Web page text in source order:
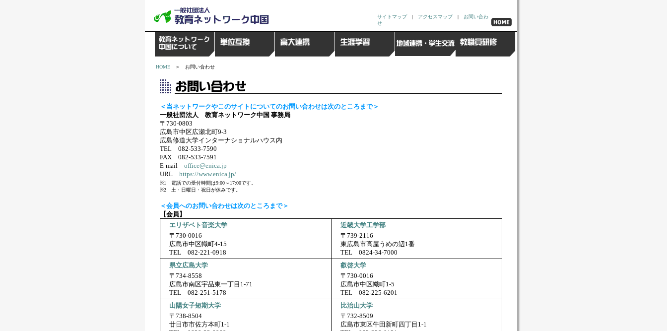
サイトマップ| アクセスマップ| お問い合わ
せ
HOME ＞ お問い合わせ
＜当ネットワークやこのサイトについてのお問い合わせは次のところまで＞
一般社団法人 教育ネットワーク中国 事務局
〒730-0803
広島市中区広瀬北町9-3
広島修道大学インターナショナルハウス内
TEL 082-533-7590
FAX 082-533-7591
E-mail office@enica.jp
URL https://www.enica.jp/
※1 電話での受付時間は9:00～17:00です。
※2 土・日曜日・祝日が休みです。
＜会員へのお問い合わせは次のところまで＞
【会員】
エリザベト音楽大学
〒730-0016
広島市中区幟町4-15
TEL 082-221-0918
近畿大学工学部
〒739-2116
東広島市高屋うめの辺1番
TEL 0824-34-7000
県立広島大学
〒734-8558
広島市南区宇品東一丁目1-71
TEL 082-251-5178
叡啓大学
〒730-0016
広島市中区幟町1-5
TEL 082-225-6201
山陽女子短期大学
〒738-8504
廿日市市佐方本町1-1
比治山大学
〒732-8509
広島市東区牛田新町四丁目1-1